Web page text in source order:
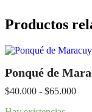
Productos
Ponqué de
$40.000 - $65.000